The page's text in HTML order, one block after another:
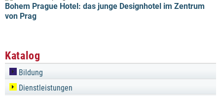
Bohem Prague Hotel: das junge Designhotel im Zentrum
von Prag
Katalog
Bildung
Dienstleistungen